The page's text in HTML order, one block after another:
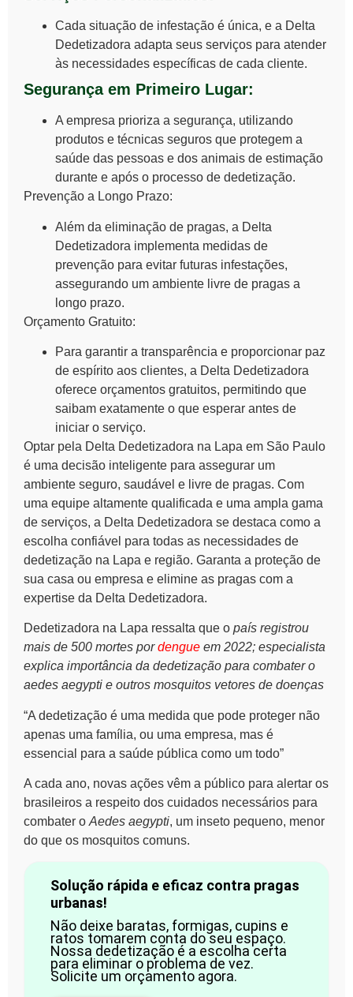
Cada situação de infestação é única, e a Delta
Dedetizadora adapta seus serviços para atender
às necessidades específicas de cada cliente.
Segurança em Primeiro Lugar:
A empresa prioriza a segurança, utilizando
produtos e técnicas seguros que protegem a
saúde das pessoas e dos animais de estimação
durante e após o processo de dedetização.
Prevenção a Longo Prazo:
Além da eliminação de pragas, a Delta
Dedetizadora implementa medidas de
prevenção para evitar futuras infestações,
assegurando um ambiente livre de pragas a
longo prazo.
Orçamento Gratuito:
Para garantir a transparência e proporcionar paz
de espírito aos clientes, a Delta Dedetizadora
oferece orçamentos gratuitos, permitindo que
saibam exatamente o que esperar antes de
iniciar o serviço.
Optar pela Delta Dedetizadora na Lapa em São Paulo
é uma decisão inteligente para assegurar um
ambiente seguro, saudável e livre de pragas. Com
uma equipe altamente qualificada e uma ampla gama
de serviços, a Delta Dedetizadora se destaca como a
escolha confiável para todas as necessidades de
dedetização na Lapa e região. Garanta a proteção de
sua casa ou empresa e elimine as pragas com a
expertise da Delta Dedetizadora.
Dedetizadora na Lapa ressalta que o país registrou
mais de 500 mortes pordengue em 2022; especialista
explica importância da dedetização para combater o
aedes aegypti e outros mosquitos vetores de doenças
“A dedetização é uma medida que pode proteger não
apenas uma família, ou uma empresa, mas é
essencial para a saúde pública como um todo”
A cada ano, novas ações vêm a público para alertar os
brasileiros a respeito dos cuidados necessários para
combater o Aedes aegypti, um inseto pequeno, menor
do que os mosquitos comuns.
Solução rápida e eficaz contra pragas
urbanas!
Não deixe baratas, formigas, cupins e
ratos tomarem conta do seu espaço.
Nossa dedetização é a escolha certa
para eliminar o problema de vez.
Solicite um orçamento agora.